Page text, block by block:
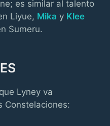
es similar al talento
Liyue, Mika y Klee
Sumeru.
Lyney va
Constelaciones: